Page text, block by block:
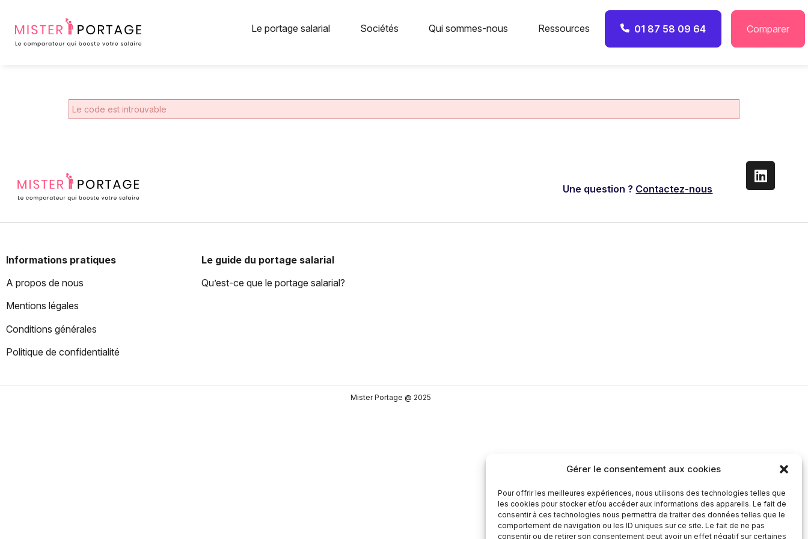
Gérer le consentement aux cookies
Pour offrir les meilleures expériences, nous utilisons des technologies telles que
les cookies pour stocker et/ou accéder aux informations des appareils. Le fait de
consentir à ces technologies nous permettra de traiter des données telles que le
comportement de navigation ou les ID uniques sur ce site. Le fait de ne pas
consentir ou de retirer son consentement peut avoir un effet négatif sur certaines
Le portage salarial Sociétés Qui sommes-nous Ressources 01 87 58 09 64 Comparer
Le code est introuvable
Une question ? Contactez-nous
Informations pratiques
A propos de nous
Mentions légales
Conditions générales
Politique de confidentialité
Le guide du portage salarial
Qu’est-ce que le portage salarial?
Mister Portage @ 2025